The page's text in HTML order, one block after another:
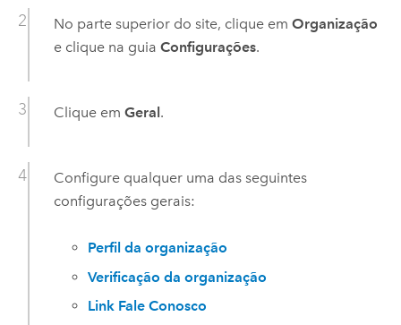
No parte superior do site, clique em Organização
e clique na guia Configurações.
Clique em Geral.
Configure qualquer uma das seguintes
configurações gerais:
Perfil da organização
Verificação da organização
Link Fale Conosco